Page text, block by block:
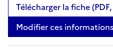
Télécharger la fiche
Modifier ces informations